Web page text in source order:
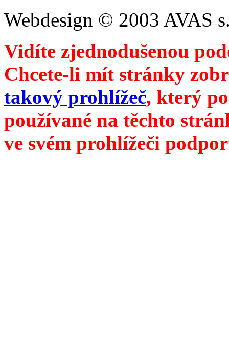
Webdesign © 2003 AVAS
Vidíte zjednodušenou
Chcete-li mít stránky
takový prohlížeč, který
používané na těchto
ve svém prohlížeči